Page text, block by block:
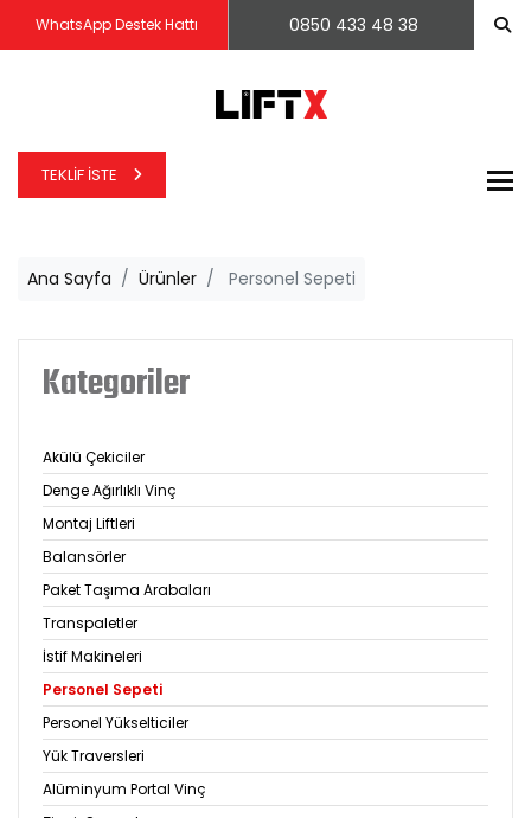
WhatsApp Destek Hattı 0850 433 48 38
TEKLIF İSTE
Ana Sayfa Ürünler Personel Sepeti
Kategoriler
Akülü Çekiciler
Denge Ağırlıklı Vinç
Montaj Liftleri
Balansörler
Paket Taşıma Arabaları
Transpaletler
İstif Makineleri
Personel Sepeti
Personel Yükselticiler
Yük Traversleri
Alüminyum Portal Vinç